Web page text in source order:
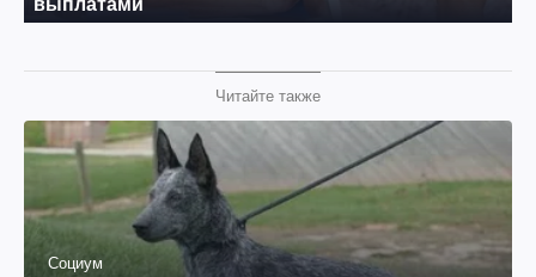
Читайте также
Социум